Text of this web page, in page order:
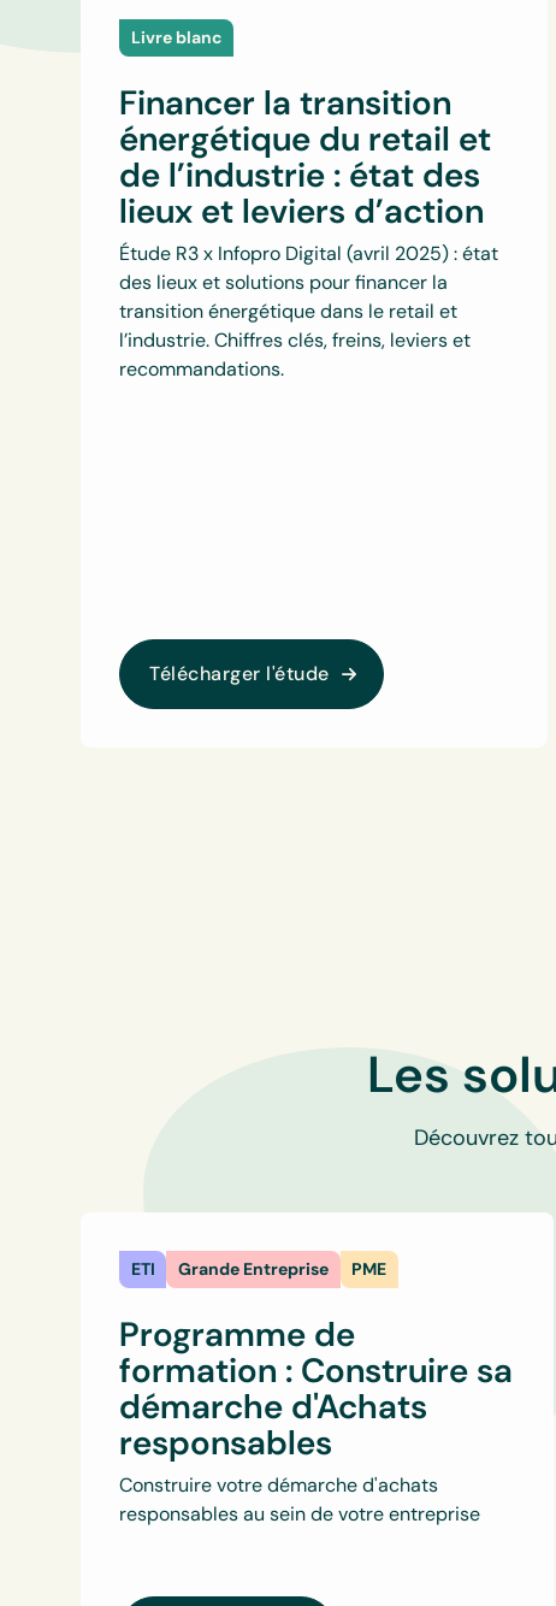
Livre blanc
Financer la transition
énergétique du retail et
de l’industrie : état des
lieux et leviers d’action
Étude R3 x Infopro Digital (avril 2025) : état
des lieux et solutions pour financer la
transition énergétique dans le retail et
l’industrie. Chiffres clés, freins, leviers et
recommandations.
Télécharger l'étude
Les
Découvrez
ETI Grande Entreprise PME
Programme de
formation : Construire sa
démarche d'Achats
responsables
Construire votre démarche d'achats
responsables au sein de votre entreprise